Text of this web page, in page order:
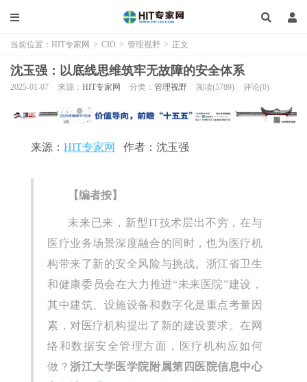
当前位置： HIT专家网 > CIO > 管理视野 > 正文
沈玉强：以底线思维筑牢无故障的安全体系
2025-01-07 来源： HIT专家网 分类： 管理视野 阅读(5789) 评论(0)
来源： HIT专家网 作者：沈玉强
【编者按】
未来已来，新型IT技术层出不穷，在与
医疗业务场景深度融合的同时，也为医疗机
构带来了新的安全风险与挑战。浙江省卫生
和健康委员会在大力推进“未来医院”建设，
其中建筑、设施设备和数字化是重点考量因
素，对医疗机构提出了新的建设要求。在网
络和数据安全管理方面，医疗机构应如何
做？浙江大学医学院附属第四医院信息中心